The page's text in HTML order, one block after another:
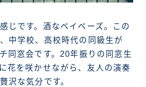
じです。酒なベイベーズ。この
中学校、高校時代の同級生が
同窓会です。20年振りの同窓生
花を咲かせながら、友人の演奏
沢な気分です。